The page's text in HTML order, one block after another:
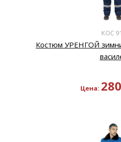
КОС
Костюм УРЕНГОЙ
Цена: